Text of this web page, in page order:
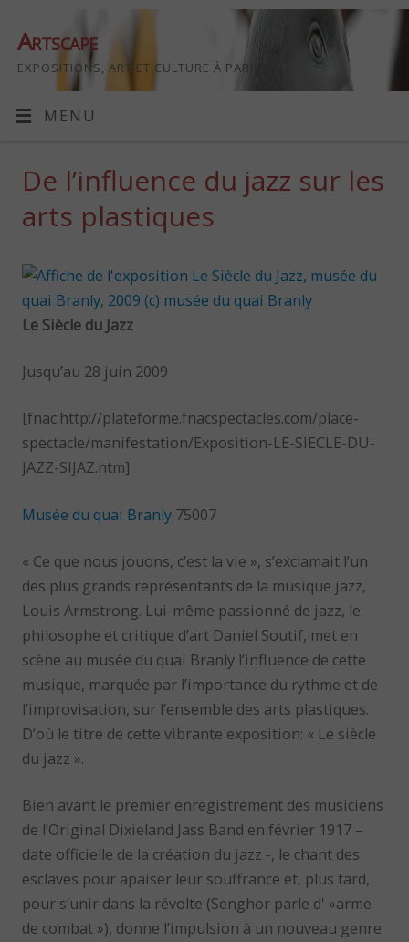
Artscape
EXPOSITIONS, ART ET CULTURE À PARIS
MENU
De l’influence du jazz sur les
arts plastiques
Le Siècle du Jazz
Jusqu’au 28 juin 2009
[fnac:http://plateforme.fnacspectacles.com/place-
spectacle/manifestation/Exposition-LE-SIECLE-DU-
JAZZ-SIJAZ.htm]
Musée du quai Branly 75007
« Ce que nous jouons, c’est la vie », s’exclamait l’un
des plus grands représentants de la musique jazz,
Louis Armstrong. Lui-même passionné de jazz, le
philosophe et critique d’art Daniel Soutif, met en
scène au musée du quai Branly l’influence de cette
musique, marquée par l’importance du rythme et de
l’improvisation, sur l’ensemble des arts plastiques.
D’où le titre de cette vibrante exposition: « Le siècle
du jazz ».
Bien avant le premier enregistrement des musiciens
de l’Original Dixieland Jass Band en février 1917 –
date officielle de la création du jazz -, le chant des
esclaves pour apaiser leur souffrance et, plus tard,
pour s’unir dans la révolte (Senghor parle d' »arme
de combat »), donne l’impulsion à un nouveau genre